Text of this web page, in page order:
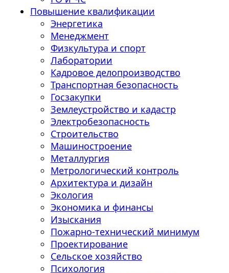
Повышение квалификации
Энергетика
Менеджмент
Физкультура и спорт
Лаборатории
Кадровое делопроизводство
Транспортная безопасность
Госзакупки
Землеустройство и кадастр
Электробезопасность
Строительство
Машиностроение
Металлургия
Метрологический контроль
Архитектура и дизайн
Экология
Экономика и финансы
Изыскания
Пожарно-технический минимум
Проектирование
Сельское хозяйство
Психология